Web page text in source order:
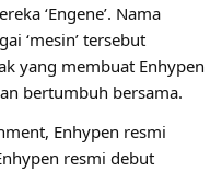
‘Engene’. Nama
‘mesin’ tersebut
yang membuat Enhypen
bertumbuh bersama.
Enhypen resmi
resmi debut